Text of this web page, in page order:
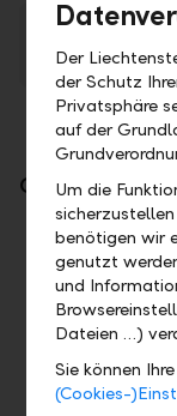
Factsheet
programme
Our Trainee
Der
der Schutz
Privatsphäre
auf der
Um die
benötigen wir
genutzt
und
Dateien …)
Sie können
(Cookies-